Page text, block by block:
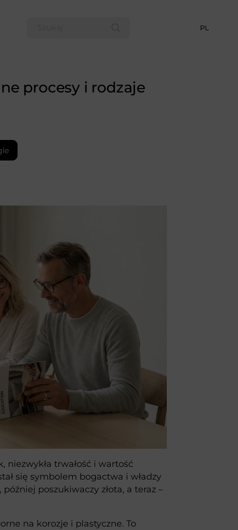
PL
procesy i rodzaje
niezwykła trwałość i wartość
się symbolem bogactwa i władzy
poszukiwaczy złota, a teraz –
na korozje i plastyczne. To